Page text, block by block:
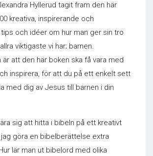
Hyllerud tagit fram den här
kreativa, inspirerande och
och idéer om hur man ger sin tro
viktigaste vi har; barnen.
är att den här boken ska få vara med
inspirera, för att du på ett enkelt sett
med dig av Jesus till barnen i din
sig att hitta i bibeln på ett kreativt
jag göra en bibelberättelse extra
lär man ut bibelord med olika